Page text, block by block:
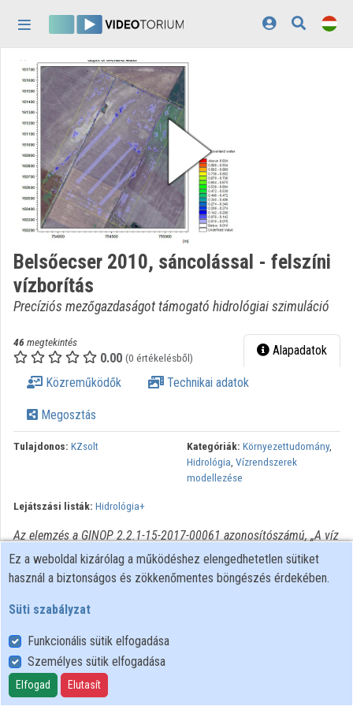
Kezdőlap
Bejelentkezés
Felfedezés
Kategóriák
Lejátszási listák
Intézmények
Közreműködők
Megjelenés:világos
Belsőecser 2010, sáncolással - felszíni
vízborítás
Precíziós mezőgazdaságot támogató hidrológiai szimuláció
46 megtekintés
0.00 (0 értékelésből) Alapadatok
Közreműködők Technikai adatok
Megosztás
Tulajdonos: KZsolt Kategóriák: Környezettudomány,
Hidrológia, Vízrendszerek
modellezése
Lejátszási listák: Hidrológia+
Az elemzés a GINOP 2.2.1-15-2017-00061 azonosítószámú, „A víz
visszatartást támogató precíziós vízrendezés tervezési és
szaktanácsadási rendszerének kialakítása” elnevezésű projekt
Szent István Egyetem).
Felhasználói szabályzat
Adatkezelési tájékoztató
Süti szabályzat
Ez a weboldal kizárólag a működéshez elengedhetetlen sütiket
használ a biztonságos és zökkenőmentes böngészés érdekében.
Süti szabályzat
Funkcionális sütik elfogadása
Személyes sütik elfogadása
Elfogad Elutasít